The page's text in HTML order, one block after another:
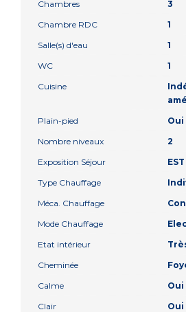
Chambres
3
Chambre RDC
1
Salle(s) d'eau
1
WC
1
Cuisine
Plain-pied
Oui
Nombre niveaux
2
Exposition Séjour
Type Chauffage
Méca. Chauffage
Mode Chauffage
Etat intérieur
Cheminée
Calme
Oui
Clair
Oui